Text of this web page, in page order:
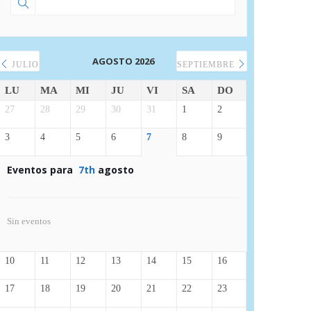
JULIO AGOSTO 2026 SEPTIEMBRE
LU MA MI JU VI SA DO
27 28 29 30 31 1 2
3 4 5 6 7 8 9
Eventos para 7th agosto
Sin eventos
10 11 12 13 14 15 16
17 18 19 20 21 22 23